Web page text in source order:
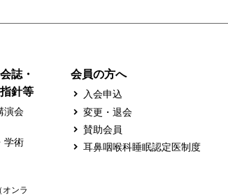
誌・
針等
演会
学術
オンラ
会員の方へ
入会申込
変更・退会
賛助会員
耳鼻咽喉科睡眠認定医制度